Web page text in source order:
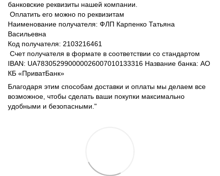
банковские реквизиты нашей компании.
Оплатить его можно по реквизитам
Наименование получателя: ФЛП Карпенко Татьяна
Васильевна
Код получателя: 2103216461
Счет получателя в формате в соответствии со стандартом
IBAN: UA783052990000026007010133316 Название банка: АО
КБ «ПриватБанк»
Благодаря этим способам доставки и оплаты мы делаем все
возможное, чтобы сделать ваши покупки максимально
удобными и безопасными."